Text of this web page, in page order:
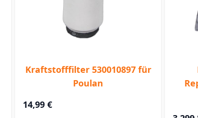
Kraftstofffilter 530010897 für
Poulan
14,99 €